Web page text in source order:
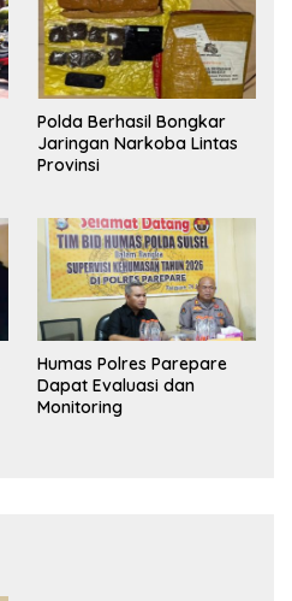
Polda Berhasil Bongkar
Jaringan Narkoba Lintas
Provinsi
Humas Polres Parepare
Dapat Evaluasi dan
Monitoring